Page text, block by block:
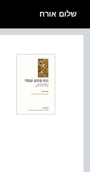
שלום אורח